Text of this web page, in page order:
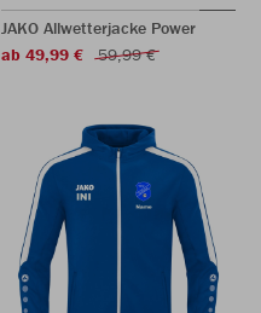
JAKO Allwetterjacke Power
ab 49,99 €
59,99 €